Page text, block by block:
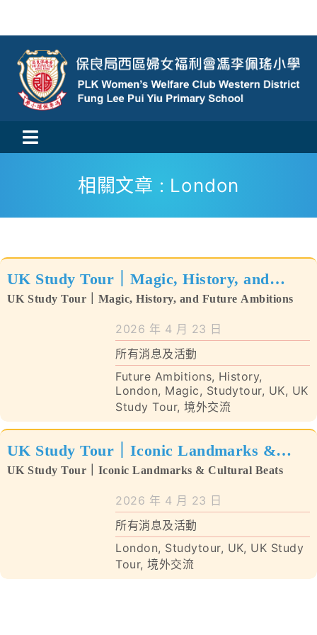
content
Toggle
Navigation
活動消息
校風及學生支援
聯絡我們
相關文章 : London
UK Study Tour｜Magic, History, and
Future Ambitions
UK Study Tour｜Magic, History, and Future Ambitions
2026 年 4 月 23 日
所有消息及活動
Future Ambitions, History,
London, Magic, Studytour, UK, UK
Study Tour,境外交流
UK Study Tour｜Iconic Landmarks &
Cultural Beats
UK Study Tour｜Iconic Landmarks & Cultural Beats
2026 年 4 月 23 日
所有消息及活動
London, Studytour, UK, UK Study
Tour,境外交流